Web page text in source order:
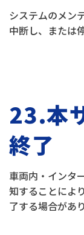
システムのメン
中断し、または
23.本
終了
車両内・インタ
知することによ
了する場合があ